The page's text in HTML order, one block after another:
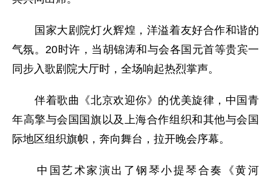
国家大剧院灯火辉煌，洋溢着友好合作和谐的
气氛。20时许，当胡锦涛和与会各国元首等贵宾一
同步入歌剧院大厅时，全场响起热烈掌声。
伴着歌曲《北京欢迎你》的优美旋律，中国青
年高擎与会国国旗以及上海合作组织和其他与会国
际地区组织旗帜，奔向舞台，拉开晚会序幕。
中国艺术家演出了钢琴小提琴合奏《黄河